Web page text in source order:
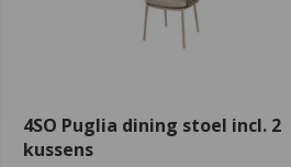
4SO Puglia dining stoel incl. 2
kussens